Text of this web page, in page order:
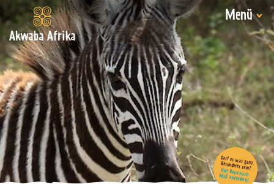
Akwaba Afrika
Menü
Darf es was ganz Besonderes sein?
Hier Reise nach Maß anfordern!